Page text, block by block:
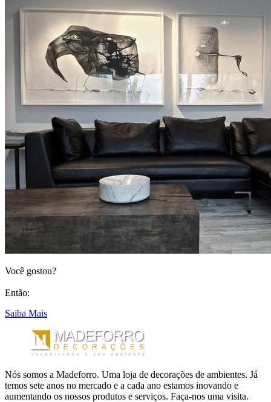
Você gostou?
Então:
Saiba Mais
Nós somos a Madeforro. Uma loja de decorações de ambientes. Já
temos sete anos no mercado e a cada ano estamos inovando e
aumentando os nossos produtos e serviços. Faça-nos uma visita.